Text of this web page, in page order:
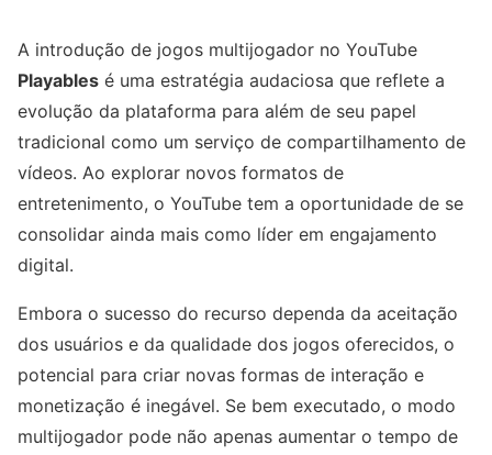
A introdução de jogos multijogador no YouTube
Playables é uma estratégia audaciosa que reflete a
evolução da plataforma para além de seu papel
tradicional como um serviço de compartilhamento de
vídeos. Ao explorar novos formatos de
entretenimento, o YouTube tem a oportunidade de se
consolidar ainda mais como líder em engajamento
digital.
Embora o sucesso do recurso dependa da aceitação
dos usuários e da qualidade dos jogos oferecidos, o
potencial para criar novas formas de interação e
monetização é inegável. Se bem executado, o modo
multijogador pode não apenas aumentar o tempo de